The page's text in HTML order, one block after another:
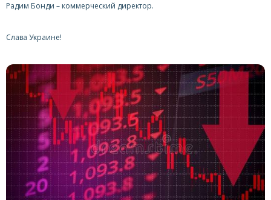
Радим Бонди – коммерческий директор.
Слава Украине!